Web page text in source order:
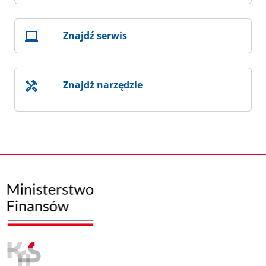
Znajdź serwis
Znajdź narzędzie